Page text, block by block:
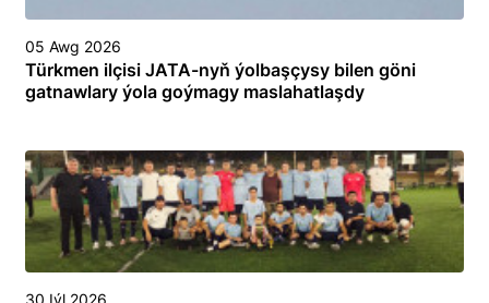
05 Awg 2026
Türkmen ilçisi JATA-nyň ýolbaşçysy bilen göni
gatnawlary ýola goýmagy maslahatlaşdy
30 Iýl 2026